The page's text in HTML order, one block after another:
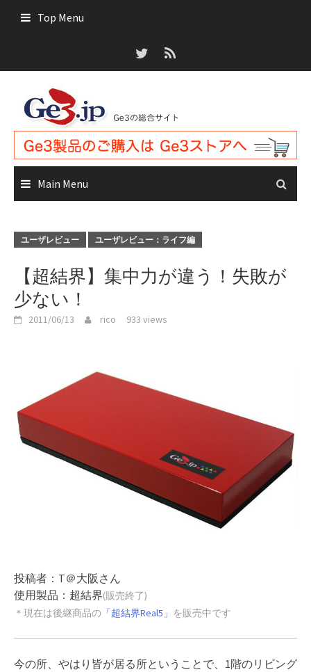
Top Menu
Main Menu
ユーザレビュー ユーザレビュー：ライフ編
【超結界】集中力が違う！失敗が
少ない！
2011/06/13 rico 933 views
投稿者：T＠大阪さん
使用製品：超結界(販売終了)
＊現在は後継商品の 「超結界Real5」 を販売中です
今の所、やはり皆が居る所ということで、1階のリビング